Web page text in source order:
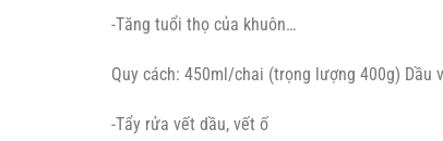
-Tăng tuổi thọ của khuôn…
Quy cách: 450ml/chai (trọng lượng 400g) Dầu
-Tẩy rửa vết dầu, vết ố